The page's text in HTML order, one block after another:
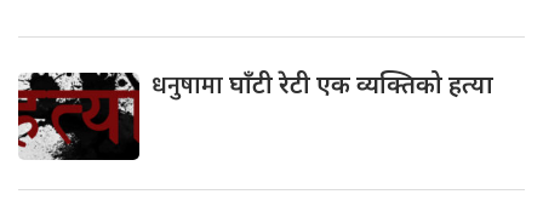
धनुषामाघाँटी रेटी एक व्यक्तिको हत्या